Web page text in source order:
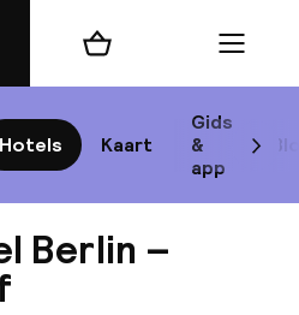
Hotels Kaart
Gids
&
app
Winkelmand Menu
Berlin –